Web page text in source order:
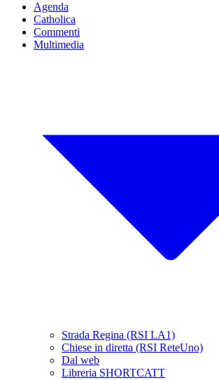
Agenda
Catholica
Commenti
Multimedia
Strada Regina (RSI LA1)
Chiese in diretta (RSI ReteUno)
Dal web
Libreria SHORTCATT